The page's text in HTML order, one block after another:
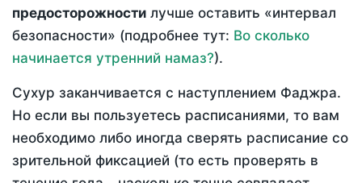
предосторожности лучше оставить «интервал
безопасности» (подробнее тут: Во сколько
начинается утренний намаз?).
Сухур заканчивается с наступлением Фаджра.
Но если вы пользуетесь расписаниями, то вам
необходимо либо иногда сверять расписание со
зрительной фиксацией (то есть проверять в